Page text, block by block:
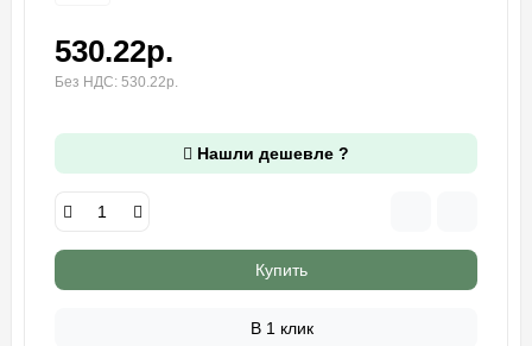
530.22р.
Без НДС: 530.22р.
Нашли дешевле ?
Купить
В 1 клик